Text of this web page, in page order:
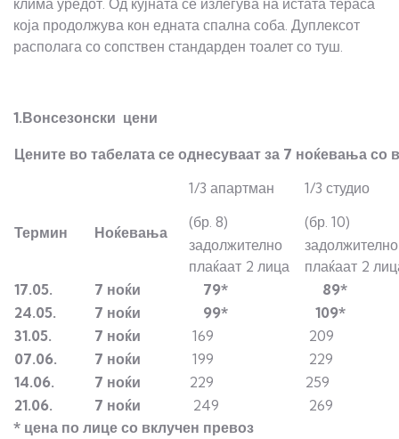
клима уредот. Од кујната се излегува на истата тераса
која продолжува кон едната спална соба. Дуплексот
располага со сопствен стандарден тоалет со туш.
1.Вонсезонски цени
Цените во табелата се однесуваат за 7 ноќевања со
Термин Ноќевања
1/3 апартман
1/3 студио
(бр. 8)
(бр. 10)
задолжително
плаќаат 2 лица
задолжително
плаќаат 2
17.05.
7 ноќи 79*
89*
24.05.
7 ноќи 99*
109*
31.05.
7 ноќи 169
209
07.06.
7 ноќи 199
229
14.06.
7 ноќи 229
259
21.06.
7 ноќи 249
269
* цена по лице со вклучен превоз